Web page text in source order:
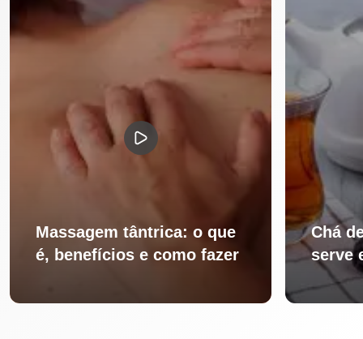
Massagem tântrica: o que
é, benefícios e como fazer
Chá
serve